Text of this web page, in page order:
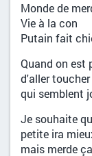
Monde de
Vie à la con
Putain fait
Quand on est
d'aller
qui semblent
Je souhaite
petite ira
mais merde